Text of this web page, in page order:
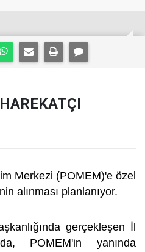
Merkezi (POMEM)'e özel
alınması planlanıyor.
gerçekleşen İl
POMEM'in yanında